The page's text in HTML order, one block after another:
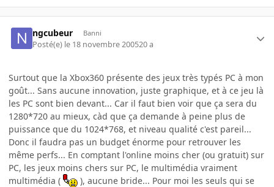
ngcubeur Banni
Posté(e) le 18 novembre 200520 a
Surtout que la Xbox360 présente des jeux très typés PC à mon
goût... Sans aucune innovation, juste graphique, et à ce jeu là
les PC sont bien devant... Car il faut bien voir que ça sera du
1280*720 au mieux, càd que ça demande à peine plus de
puissance que du 1024*768, et niveau qualité c'est pareil...
Donc il faudra pas un budget énorme pour retrouver les
même perfs... En comptant l'online moins cher (ou gratuit) sur
PC, les jeux moins chers sur PC, le multimédia vraiment
multimédia (
), aucune bride... Pour moi les seuls qui se